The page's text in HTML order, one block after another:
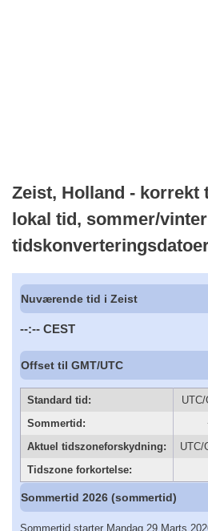
Zeist, Holland - korrekt
lokal tid, sommer/
Nuværende tid i Zeist
--:-- CEST
Offset til GMT/UTC
Standard tid:
Sommertid:
Aktuel tidszoneforskydning:
UTC/
Tidszone forkortelse:
Sommertid 2026 (sommertid)
Sommertid starter Mandag 29 Marts